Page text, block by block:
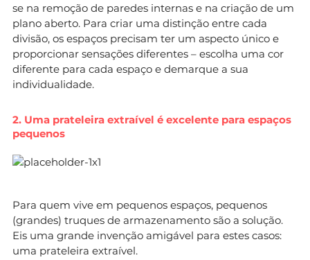
se na remoção de paredes internas e na criação de um
plano aberto. Para criar uma distinção entre cada
divisão, os espaços precisam ter um aspecto único e
proporcionar sensações diferentes – escolha uma cor
diferente para cada espaço e demarque a sua
individualidade.
2. Uma prateleira extraível é excelente para espaços
pequenos
Para quem vive em pequenos espaços, pequenos
(grandes) truques de armazenamento são a solução.
Eis uma grande invenção amigável para estes casos:
uma prateleira extraível.